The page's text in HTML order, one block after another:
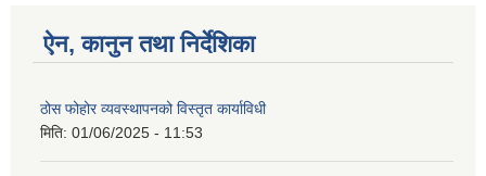
ऐन, कानुन तथा निर्देशिका
ठोस फोहोर व्यवस्थापनको विस्तृत कार्याविधी
मिति: 01/06/2025 - 11:53